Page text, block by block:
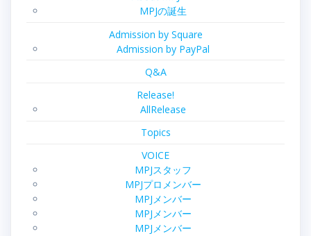
MPJの誕生
Admission by Square
Admission by PayPal
Q&A
Release!
AllRelease
Topics
VOICE
MPJスタッフ
MPJプロメンバー
MPJメンバー
MPJメンバー
MPJメンバー